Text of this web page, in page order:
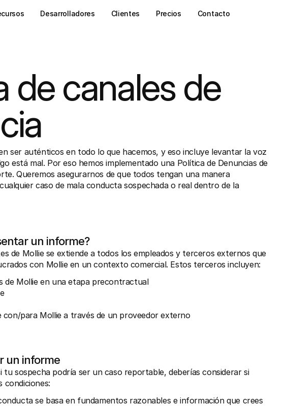
de canales de
ser auténticos en todo lo que hacemos, y eso incluye levantar la voz
está mal. Por eso hemos implementado una Política de Denuncias de
Queremos asegurarnos de que todos tengan una manera
caso de mala conducta sospechada o real dentro de la
un informe?
de Mollie se extiende a todos los empleados y terceros externos que
con Mollie en un contexto comercial. Estos terceros incluyen:
de Mollie en una etapa precontractual
con/para Mollie a través de un proveedor externo
un informe
tu sospecha podría ser un caso reportable, deberías considerar si
condiciones:
se basa en fundamentos razonables e información que crees
Desarrolladores Clientes Precios Contacto